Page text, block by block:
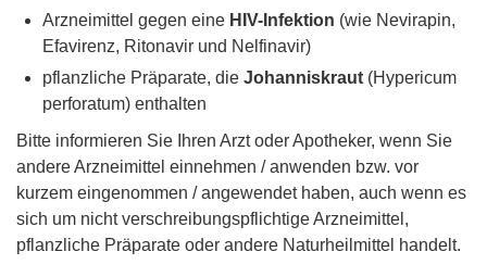
Arzneimittel gegen eine HIV-Infektion (wie Nevirapin,
Efavirenz, Ritonavir und Nelfinavir)
pflanzliche Präparate, die Johanniskraut (Hypericum
perforatum) enthalten
Bitte informieren Sie Ihren Arzt oder Apotheker, wenn Sie
andere Arzneimittel einnehmen / anwenden bzw. vor
kurzem eingenommen / angewendet haben, auch wenn es
sich um nicht verschreibungspflichtige Arzneimittel,
pflanzliche Präparate oder andere Naturheilmittel handelt.